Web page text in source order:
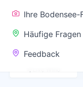
Ihre Bodensee-
Häufige Fragen
Feedback